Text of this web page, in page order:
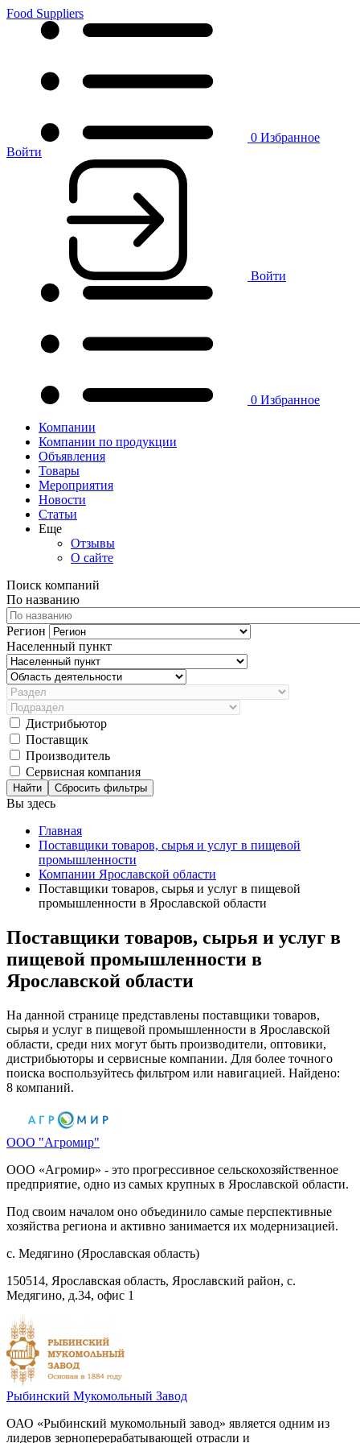
Food Suppliers
0 Избранное
Войти
Войти
0 Избранное
Компании
Компании по продукции
Объявления
Товары
Мероприятия
Новости
Статьи
Еще
Отзывы
О сайте
Поиск компаний
По названию
Регион
Населенный пункт
Дистрибьютор
Поставщик
Производитель
Сервисная компания
Сбросить фильтры
Вы здесь
Главная
Поставщики товаров, сырья и услуг в пищевой
промышленности
Компании Ярославской области
Поставщики товаров, сырья и услуг в пищевой
промышленности в Ярославской области
Поставщики товаров, сырья и услуг в
пищевой промышленности в
Ярославской области
На данной странице представлены поставщики товаров,
сырья и услуг в пищевой промышленности в Ярославской
области, среди них могут быть производители, оптовики,
дистрибьюторы и сервисные компании. Для более точного
поиска воспользуйтесь фильтром или навигацией. Найдено:
8 компаний.
ООО "Агромир"
ООО «Агромир» - это прогрессивное сельскохозяйственное
предприятие, одно из самых крупных в Ярославской области.
Под своим началом оно объединило самые перспективные
хозяйства региона и активно занимается их модернизацией.
с. Медягино (Ярославская область)
150514, Ярославская область, Ярославский район, с.
Медягино, д.34, офис 1
Рыбинский Мукомольный Завод
ОАО «Рыбинский мукомольный завод» является одним из
лидеров зерноперерабатывающей отрасли и